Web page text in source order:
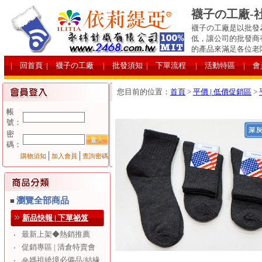
襪子の工廠-
襪子の工廠是以批
低，讓公司的批發
的產品來滿足各位老
| 回首頁 | 襪子の工廠 | 批發須知 | 下單流程 | 活動特區 | 會
帳
號：
密
碼：
購物須知 加入會員 查詢密碼
■ 瀏覽全部商品
新品快報 | 下單祕笈
‧
最新上架◆熱銷推薦
‧
促銷專區 | 清倉特賣會
🙏媽祖繞境必備品/結緣
您目前的位置： 首頁 > 平價 | 低價促銷區 >